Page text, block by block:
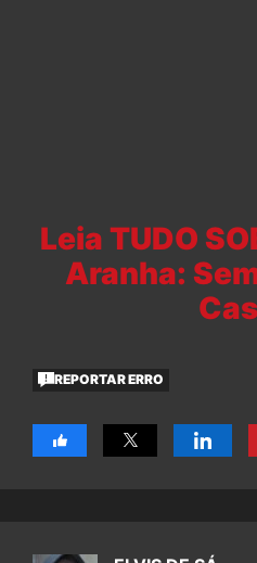
Leia TUDO
Aranha:
REPORTAR ERRO